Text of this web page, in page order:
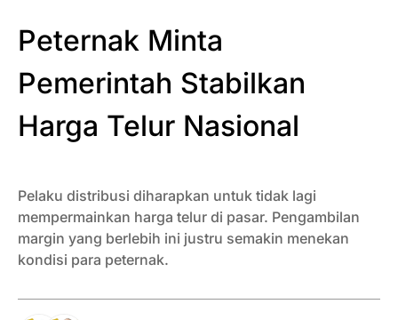
Peternak Minta
Pemerintah Stabilkan
Harga Telur Nasional
Pelaku distribusi diharapkan untuk tidak lagi
mempermainkan harga telur di pasar. Pengambilan
margin yang berlebih ini justru semakin menekan
kondisi para peternak.